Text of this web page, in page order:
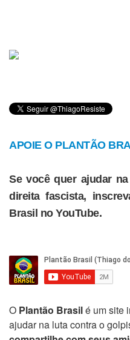
APOIE O PLANTÃO
Se você quer ajudar
direita fascista,
Brasil no YouTube.
O Plantão Brasilé um site
ajudar na luta contra o